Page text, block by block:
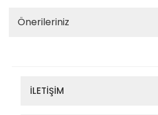
Önerileriniz
İLETİŞİM